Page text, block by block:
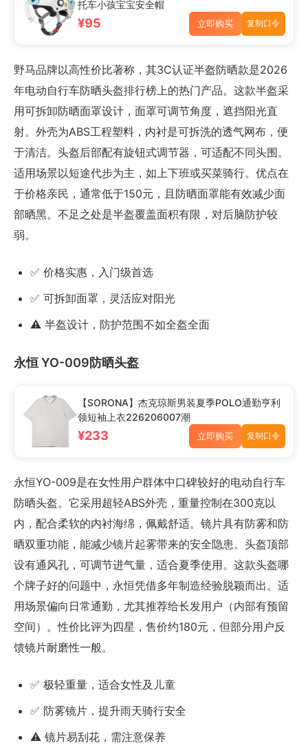
托车小孩宝宝安全帽
¥95 立即购买 复制口令
野马品牌以高性价比著称，其3C认证半盔防晒款是2026
年电动自行车防晒头盔排行榜上的热门产品。这款半盔采
用可拆卸防晒面罩设计，面罩可调节角度，遮挡阳光直
射。外壳为ABS工程塑料，内衬是可拆洗的透气网布，便
于清洁。头盔后部配有旋钮式调节器，可适配不同头围。
适用场景以短途代步为主，如上下班或买菜骑行。优点在
于价格亲民，通常低于150元，且防晒面罩能有效减少面
部晒黑。不足之处是半盔覆盖面积有限，对后脑防护较
弱。
✅ 价格实惠，入门级首选
✅ 可拆卸面罩，灵活应对阳光
⚠️ 半盔设计，防护范围不如全盔全面
永恒 YO-009防晒头盔
【SORONA】杰克琼斯男装夏季POLO通勤亨利
领短袖上衣226206007潮
¥233 立即购买 复制口令
永恒YO-009是在女性用户群体中口碑较好的电动自行车
防晒头盔。它采用超轻ABS外壳，重量控制在300克以
内，配合柔软的内衬海绵，佩戴舒适。镜片具有防雾和防
晒双重功能，能减少镜片起雾带来的安全隐患。头盔顶部
设有通风孔，可调节进气量，适合夏季使用。这款头盔哪
个牌子好的问题中，永恒凭借多年制造经验脱颖而出。适
用场景偏向日常通勤，尤其推荐给长发用户（内部有预留
空间）。性价比评为四星，售价约180元，但部分用户反
馈镜片耐磨性一般。
✅ 极轻重量，适合女性及儿童
✅ 防雾镜片，提升雨天骑行安全
⚠️ 镜片易刮花，需注意保养